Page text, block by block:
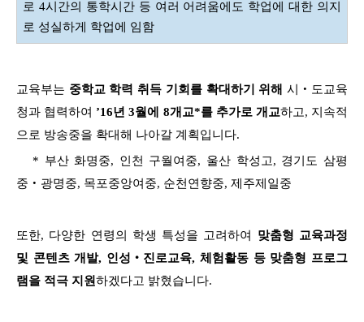
로 4시간의 통학시간 등 여러 어려움에도 학업에 대한 의지
로 성실하게 학업에 임함
교육부는 중학교 학력 취득 기회를 확대하기 위해 시‧도교육
청과 협력하여 ’16년 3월에 8개교*를 추가로 개교하고, 지속적
으로 방송중을 확대해 나아갈 계획입니다.
* 부산 화명중, 인천 구월여중, 울산 학성고, 경기도 삼평
중‧광명중, 목포중앙여중, 순천연향중, 제주제일중
또한, 다양한 연령의 학생 특성을 고려하여
맞춤형 교육과정
및 콘텐츠 개발, 인성‧진로교육, 체험활동 등 맞춤형 프로그
램을 적극 지원하겠다고 밝혔습니다.